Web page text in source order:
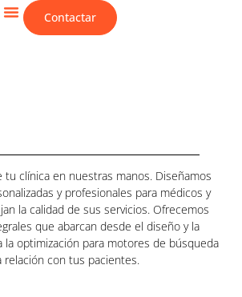
Contactar
tu clínica en nuestras manos. Diseñamos
y profesionales para médicos y
la calidad de sus servicios. Ofrecemos
que abarcan desde el diseño y la
la optimización para motores de búsqueda
relación con tus pacientes.